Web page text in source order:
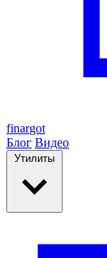
finargot
Блог Видео
Утилиты